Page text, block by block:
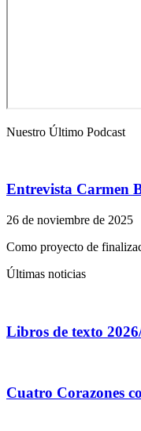
Nuestro Último Podcast
Entrevista Carmen
26 de noviembre de 2025
Como proyecto de
Últimas noticias
Libros de texto
Cuatro Corazones